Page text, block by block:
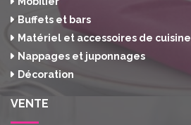
Buffets et bars
Matériel et accessoires de cuisine
Nappages et juponnages
Décoration
VENTE